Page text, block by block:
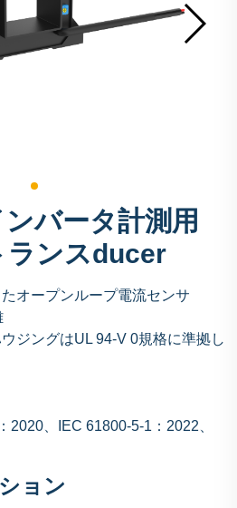
バータ計測用
ランスducer
オープンループ電流センサ
ジングはUL 94-V 0規格に準拠し
2020、IEC 61800-5-1：2022、
ョン